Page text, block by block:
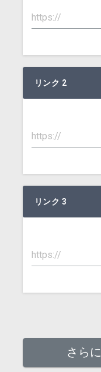
リンク 2
リンク 3
さら